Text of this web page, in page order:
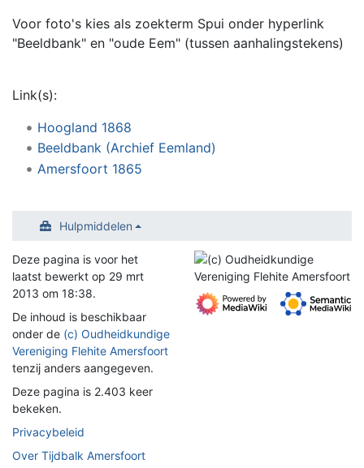
Voor foto's kies als zoekterm Spui onder hyperlink
"Beeldbank" en "oude Eem" (tussen aanhalingstekens)
Link(s):
Hoogland 1868
Beeldbank (Archief Eemland)
Amersfoort 1865
Hulpmiddelen
Deze pagina is voor het
laatst bewerkt op 29 mrt
2013 om 18:38.
De inhoud is beschikbaar
onder de (c) Oudheidkundige
Vereniging Flehite Amersfoort
tenzij anders aangegeven.
Deze pagina is 2.403 keer
bekeken.
Privacybeleid
Over Tijdbalk Amersfoort